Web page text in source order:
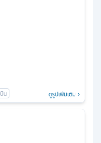
ดูรูปเพิ่มเติม